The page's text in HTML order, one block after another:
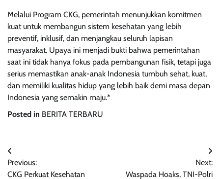
Melalui Program CKG, pemerintah menunjukkan komitmen
kuat untuk membangun sistem kesehatan yang lebih
preventif, inklusif, dan menjangkau seluruh lapisan
masyarakat. Upaya ini menjadi bukti bahwa pemerintahan
saat ini tidak hanya fokus pada pembangunan fisik, tetapi juga
serius memastikan anak-anak Indonesia tumbuh sehat, kuat,
dan memiliki kualitas hidup yang lebih baik demi masa depan
Indonesia yang semakin maju.*
Posted in BERITA TERBARU
Navigasi
pos
Previous:
CKG Perkuat Kesehatan
Next:
Waspada Hoaks, TNI-Polri